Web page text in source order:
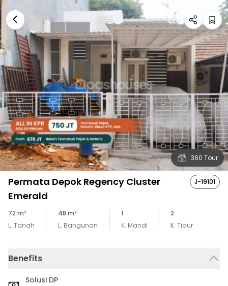
360 Tour
Permata Depok Regency Cluster
Emerald
J-19101
72 m²
L. Tanah
48 m²
L. Bangunan
1
K. Mandi
2
K. Tidur
Benefits
Solusi DP